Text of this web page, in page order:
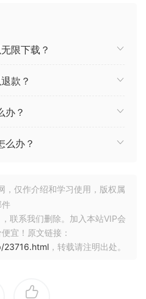
14046.html
37462.html
42463.html
Open Core Legacy
限下载？
款？
办？
么办？
，仅作介绍和学习使用，版权属
联系我们删除。加入本站VIP会
宜！原文链接：
23716.html ，转载请注明出处。